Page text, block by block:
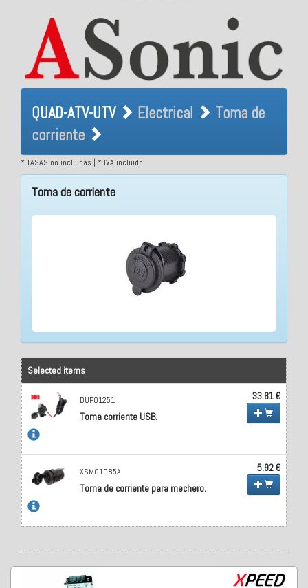
QUAD-ATV-UTV Electrical
Toma de corriente
QUAD-ATV-UTV Electrical
Toma de
corriente
* TASAS no incluidas | * IVA incluido
Toma de corriente
Selected items
DUP01251
Toma corriente USB.
33.81 €
XSM01085A
Toma de corriente para mechero.
5.92 €